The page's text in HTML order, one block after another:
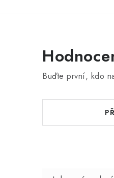
Buďte první, kdo